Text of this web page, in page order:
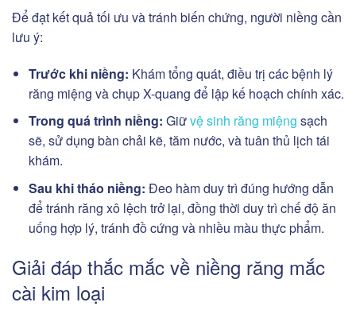
Để đạt kết quả tối ưu và tránh biến chứng, người niềng cần
lưu ý:
Trước khi niềng: Khám tổng quát, điều trị các bệnh lý
răng miệng và chụp X-quang để lập kế hoạch chính xác.
Trong quá trình niềng: Giữvệ sinh răng miệng sạch
sẽ, sử dụng bàn chải kẽ, tăm nước, và tuân thủ lịch tái
khám.
Sau khi tháo niềng: Đeo hàm duy trì đúng hướng dẫn
để tránh răng xô lệch trở lại, đồng thời duy trì chế độ ăn
uống hợp lý, tránh đồ cứng và nhiều màu thực phẩm.
Giải đáp thắc mắc về niềng răng mắc
cài kim loại